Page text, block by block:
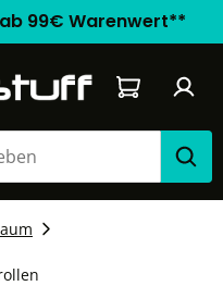
99€ Warenwert**
Warenkorb